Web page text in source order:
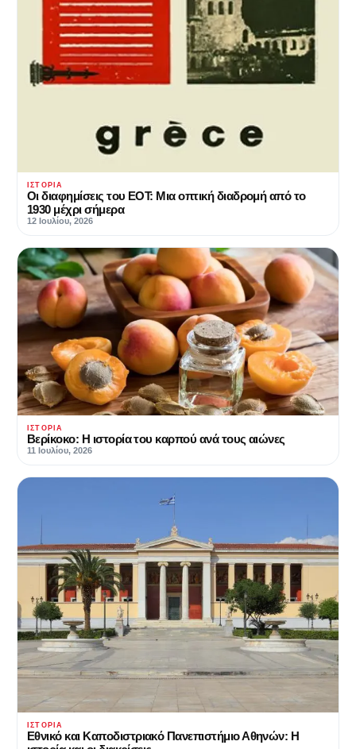
ΙΣΤΟΡΊΑ
Οι διαφημίσεις του ΕΟΤ: Μια οπτική διαδρομή από το
1930 μέχρι σήμερα
12 Ιουλίου, 2026
ΙΣΤΟΡΊΑ
Βερίκοκο: Η ιστορία του καρπού ανά τους αιώνες
11 Ιουλίου, 2026
ΙΣΤΟΡΊΑ
Εθνικό και Καποδιστριακό Πανεπιστήμιο Αθηνών: Η